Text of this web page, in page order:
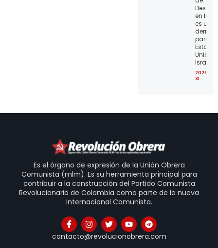
en Irán
es una
derrota
para
Unidos
Israel
2026-
31
Es el órgano de expresión de la Unión Obrera
Comunista (mlm). Es su herramienta principal para
contribuir a la construcción del Partido Comunista
Revolucionario de Colombia como parte de la nueva
Internacional Comunista.
contacto@revolucionobrera.com